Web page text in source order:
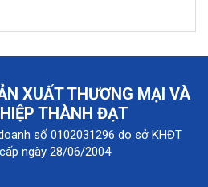
XUẤT THƯƠNG MẠI VÀ
THÀNH ĐẠT
số 0102031296 do sở KHĐT
ngày 28/06/2004